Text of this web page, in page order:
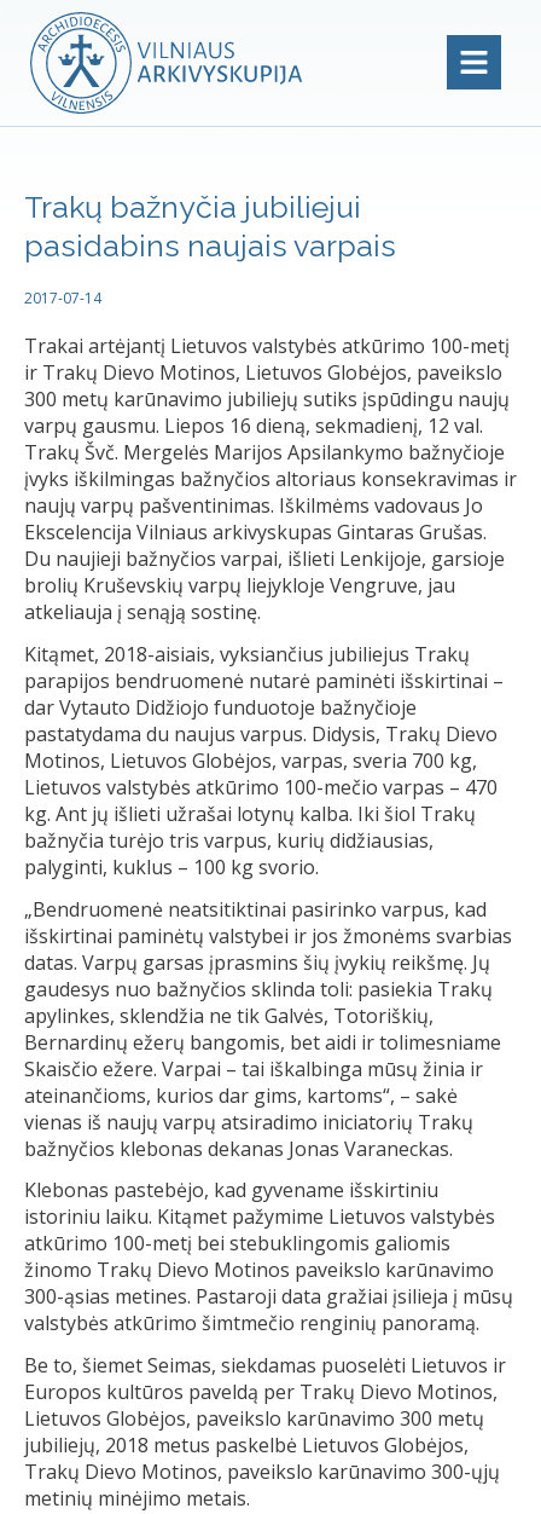
Trakų bažnyčia jubiliejui
pasidabins naujais varpais
2017-07-14
Trakai artėjantį Lietuvos valstybės atkūrimo 100-metį
ir Trakų Dievo Motinos, Lietuvos Globėjos, paveikslo
300 metų karūnavimo jubiliejų sutiks įspūdingu naujų
varpų gausmu. Liepos 16 dieną, sekmadienį, 12 val.
Trakų Švč. Mergelės Marijos Apsilankymo bažnyčioje
įvyks iškilmingas bažnyčios altoriaus konsekravimas ir
naujų varpų pašventinimas. Iškilmėms vadovaus Jo
Ekscelencija Vilniaus arkivyskupas Gintaras Grušas.
Du naujieji bažnyčios varpai, išlieti Lenkijoje, garsioje
brolių Kruševskių varpų liejykloje Vengruve, jau
atkeliauja į senąją sostinę.
Kitąmet, 2018-aisiais, vyksiančius jubiliejus Trakų
parapijos bendruomenė nutarė paminėti išskirtinai –
dar Vytauto Didžiojo funduotoje bažnyčioje
pastatydama du naujus varpus. Didysis, Trakų Dievo
Motinos, Lietuvos Globėjos, varpas, sveria 700 kg,
Lietuvos valstybės atkūrimo 100-mečio varpas – 470
kg. Ant jų išlieti užrašai lotynų kalba. Iki šiol Trakų
bažnyčia turėjo tris varpus, kurių didžiausias,
palyginti, kuklus – 100 kg svorio.
„Bendruomenė neatsitiktinai pasirinko varpus, kad
išskirtinai paminėtų valstybei ir jos žmonėms svarbias
datas. Varpų garsas įprasmins šių įvykių reikšmę. Jų
gaudesys nuo bažnyčios sklinda toli: pasiekia Trakų
apylinkes, sklendžia ne tik Galvės, Totoriškių,
Bernardinų ežerų bangomis, bet aidi ir tolimesniame
Skaisčio ežere. Varpai – tai iškalbinga mūsų žinia ir
ateinančioms, kurios dar gims, kartoms“, – sakė
vienas iš naujų varpų atsiradimo iniciatorių Trakų
bažnyčios klebonas dekanas Jonas Varaneckas.
Klebonas pastebėjo, kad gyvename išskirtiniu
istoriniu laiku. Kitąmet pažymime Lietuvos valstybės
atkūrimo 100-metį bei stebuklingomis galiomis
žinomo Trakų Dievo Motinos paveikslo karūnavimo
300-ąsias metines. Pastaroji data gražiai įsilieja į mūsų
valstybės atkūrimo šimtmečio renginių panoramą.
Be to, šiemet Seimas, siekdamas puoselėti Lietuvos ir
Europos kultūros paveldą per Trakų Dievo Motinos,
Lietuvos Globėjos, paveikslo karūnavimo 300 metų
jubiliejų, 2018 metus paskelbė Lietuvos Globėjos,
Trakų Dievo Motinos, paveikslo karūnavimo 300-ųjų
metinių minėjimo metais.